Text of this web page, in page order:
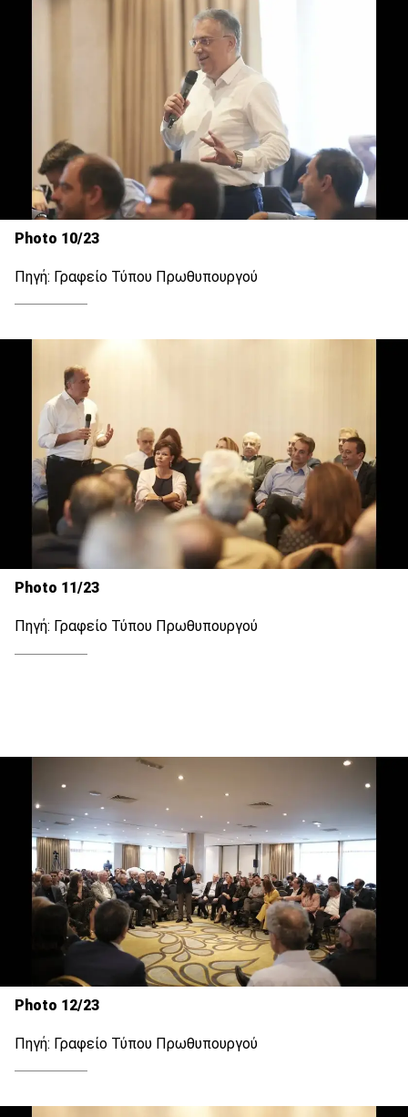
Photo 10/23
Πηγή: Γραφείο Τύπου Πρωθυπουργού
Photo 11/23
Πηγή: Γραφείο Τύπου Πρωθυπουργού
Photo 12/23
Πηγή: Γραφείο Τύπου Πρωθυπουργού